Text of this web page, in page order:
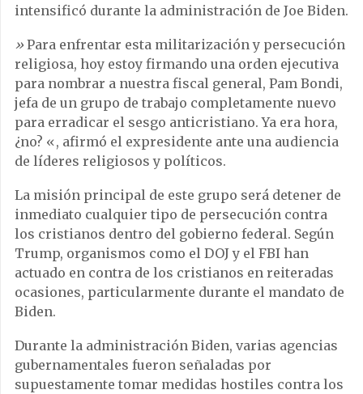
intensificó durante la administración de Joe Biden.
» Para enfrentar esta militarización y persecución
religiosa, hoy estoy firmando una orden ejecutiva
para nombrar a nuestra fiscal general, Pam Bondi,
jefa de un grupo de trabajo completamente nuevo
para erradicar el sesgo anticristiano. Ya era hora,
¿no? «, afirmó el expresidente ante una audiencia
de líderes religiosos y políticos.
La misión principal de este grupo será detener de
inmediato cualquier tipo de persecución contra
los cristianos dentro del gobierno federal. Según
Trump, organismos como el DOJ y el FBI han
actuado en contra de los cristianos en reiteradas
ocasiones, particularmente durante el mandato de
Biden.
Durante la administración Biden, varias agencias
gubernamentales fueron señaladas por
supuestamente tomar medidas hostiles contra los